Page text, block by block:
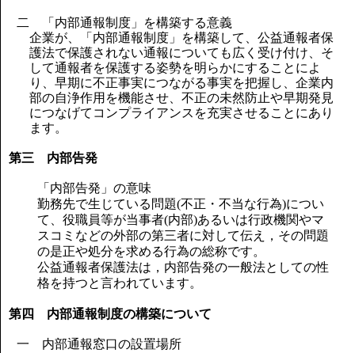
二 「内部通報制度」を構築する意義
企業が、「内部通報制度」を構築して、公益通報者保
護法で保護されない通報についても広く受け付け、そ
して通報者を保護する姿勢を明らかにすることによ
り、早期に不正事実につながる事実を把握し、企業内
部の自浄作用を機能させ、不正の未然防止や早期発見
につなげてコンプライアンスを充実させることにあり
ます。
第三 内部告発
「内部告発」の意味
勤務先で生じている問題(不正・不当な行為)につい
て、役職員等が当事者(内部)あるいは行政機関やマ
スコミなどの外部の第三者に対して伝え，その問題
の是正や処分を求める行為の総称です。
公益通報者保護法は，内部告発の一般法としての性
格を持つと言われています。
第四 内部通報制度の構築について
一 内部通報窓口の設置場所